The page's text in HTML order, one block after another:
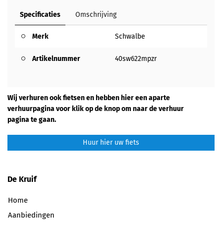
Specificaties Omschrijving
Merk Schwalbe
Artikelnummer 40sw622mpzr
Wij verhuren ook fietsen en hebben hier een aparte
verhuurpagina voor klik op de knop om naar de verhuur
pagina te gaan.
Huur hier uw fiets
De Kruif
Home
Aanbiedingen